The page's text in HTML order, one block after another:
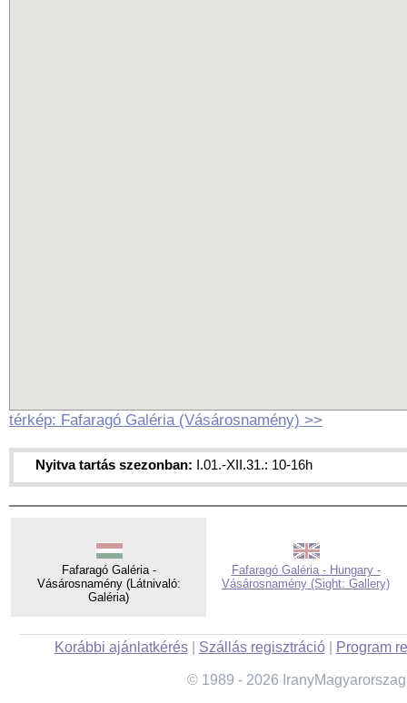
térkép: Fafaragó Galéria (Vásárosnamény) >>
Nyitva tartás szezonban: I.01.-XII.31.: 10-16h
Fafaragó Galéria -
Vásárosnamény (Látnivaló:
Galéria)
Fafaragó Galéria - Hungary -
Vásárosnamény (Sight: Gallery)
Korábbi ajánlatkérés| Szállás regisztráció| Program
© 1989 - 2026